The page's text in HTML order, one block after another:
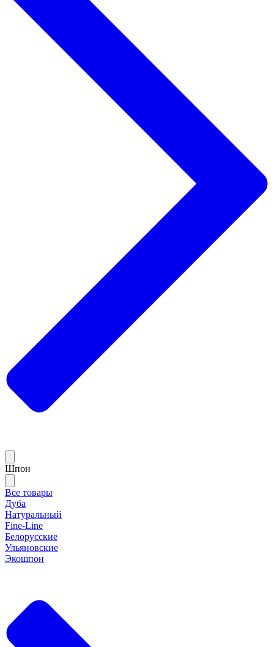
Шпон
Все товары
Дуба
Натуральный
Fine-Line
Белорусские
Ульяновские
Экошпон